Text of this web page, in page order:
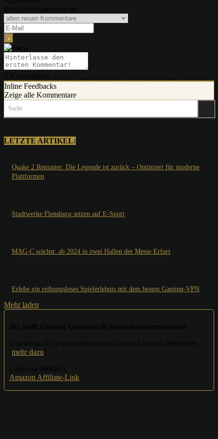
Inline Feedbacks
Zeige alle Kommentare
Suche
LETZTE ARTIKEL:
Quake 2 Remaster: Die Legende ist zurück – Optimiert für moderne
Plattformen
Stadtwerke Flensburg setzen auf E-Sport
MAG-C wächst: ab 2024 in zwei Hallen der Messe Erfurt
Erlebe ein reibungsloses Spielerlebnis mit dem besten Gaming-VPN
Mehr laden
mehr dazu
Amazon Affiliate-Link